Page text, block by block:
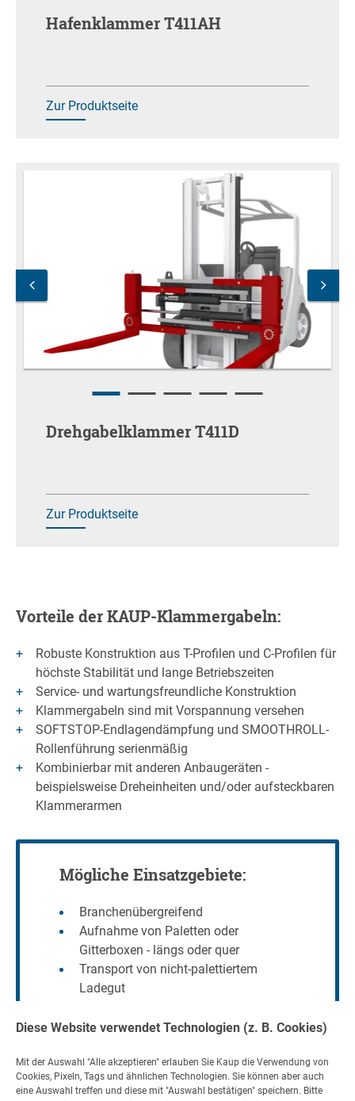
Hafenklammer T411AH
Zur Produktseite
Drehgabelklammer T411D
Zur Produktseite
Vorteile der KAUP-Klammergabeln:
Robuste Konstruktion aus T-Profilen und C-Profilen für
höchste Stabilität und lange Betriebszeiten
Service- und wartungsfreundliche Konstruktion
Klammergabeln sind mit Vorspannung versehen
SOFTSTOP-Endlagendämpfung und SMOOTHROLL-
Rollenführung serienmäßig
Kombinierbar mit anderen Anbaugeräten -
beispielsweise Dreheinheiten und/oder aufsteckbaren
Klammerarmen
Mögliche Einsatzgebiete:
Branchenübergreifend
Aufnahme von Paletten oder
Gitterboxen - längs oder quer
Transport von nicht-palettiertem
Ladegut
Diese Website verwendet Technologien (z. B. Cookies)
Mit der Auswahl "Alle akzeptieren" erlauben Sie Kaup die Verwendung von
Cookies, Pixeln, Tags und ähnlichen Technologien. Sie können aber auch
eine Auswahl treffen und diese mit "Auswahl bestätigen" speichern. Bitte